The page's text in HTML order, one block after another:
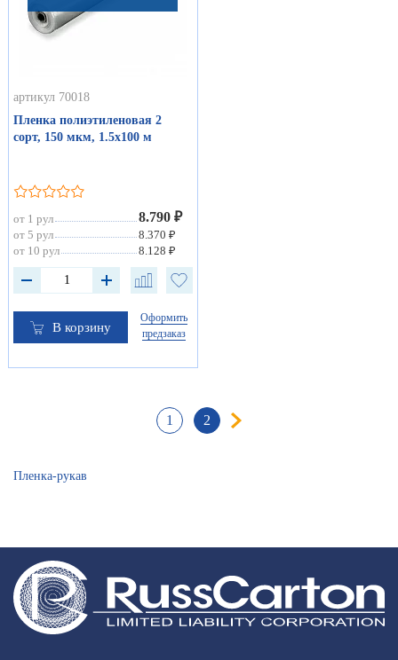
артикул 70018
Пленка полиэтиленовая 2
сорт, 150 мкм, 1.5х100 м
от 1 рул 8.790 ₽
от 5 рул
8.370 ₽
от 10 рул
8.128 ₽
В корзину
Оформить
предзаказ
1 2
Пленка-рукав